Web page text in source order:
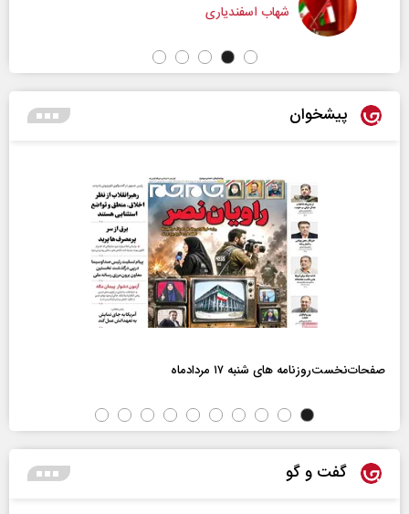
شهاب اسفندیاری
پیشخوان
صفحات‌نخست‌روزنامه ها‌ی شنبه ۱۷ مردادماه
گفت و گو